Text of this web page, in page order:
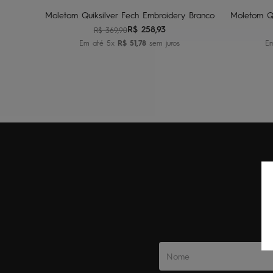
Moletom Quiksilver Fech Embroidery Branco
R$ 369,90R$ 258,93
Em até5x R$ 51 ,78 sem juros
Moletom